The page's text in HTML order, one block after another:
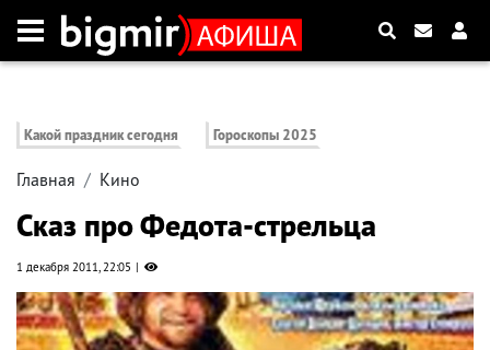
Какой праздник сегодня Гороскопы 2025
Главная Кино
Сказ про Федота-стрельца
1 декабря 2011, 22:05